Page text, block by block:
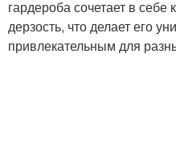
гардероба сочетает в себе
дерзость, что делает его
привлекательным для